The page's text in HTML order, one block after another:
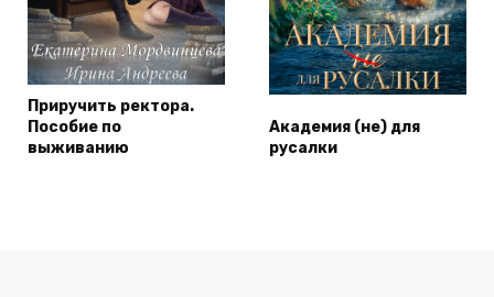
Приручить ректора.
Пособие по
выживанию
Академия (не) для
русалки